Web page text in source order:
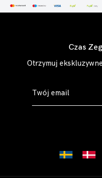
Czas
Otrzymuj